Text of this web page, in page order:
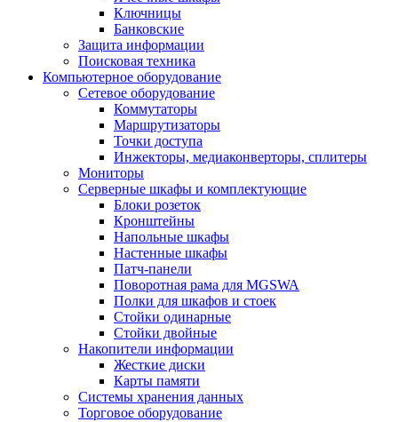
Ключницы
Банковские
Защита информации
Поисковая техника
Компьютерное оборудование
Сетевое оборудование
Коммутаторы
Маршрутизаторы
Точки доступа
Инжекторы, медиаконверторы, сплитеры
Мониторы
Серверные шкафы и комплектующие
Блоки розеток
Кронштейны
Напольные шкафы
Настенные шкафы
Патч-панели
Поворотная рама для MGSWA
Полки для шкафов и стоек
Стойки одинарные
Стойки двойные
Накопители информации
Жесткие диски
Карты памяти
Системы хранения данных
Торговое оборудование